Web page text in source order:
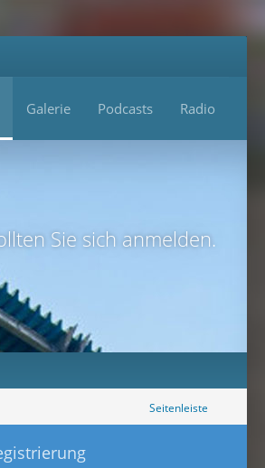
Galerie Podcasts Radio
Sie sich anmelden.
Seitenleiste